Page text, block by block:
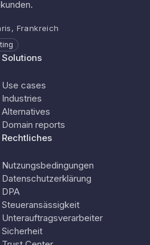
Frankreich
Solutions
Use cases
Industries
Alternatives
Domain reports
Rechtliches
Nutzungsbedingungen
Datenschutzerklärung
DPA
Steueransässigkeit
Unterauftragsverarbeiter
Sicherheit